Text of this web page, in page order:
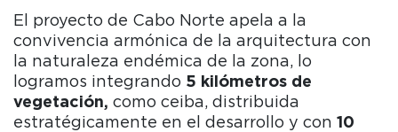
El proyecto de Cabo Norte apela a la
convivencia armónica de la arquitectura con
la naturaleza endémica de la zona, lo
logramos integrando 5 kilómetros de
vegetación, como ceiba, distribuida
estratégicamente en el desarrollo y con 10